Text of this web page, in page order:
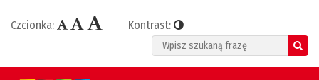
Czcionka:
Kontrast:
Search